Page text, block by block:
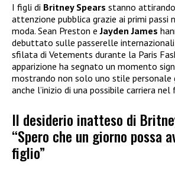
I figli di Britney Spears stanno
attenzione pubblica grazie ai primi passi
moda. Sean Preston eJayden James
debuttato sulle passerelle
sfilata di Vetements durante la Paris
apparizione ha segnato un momento
mostrando non solo uno stile personale
anche l’inizio di una possibile carriera
Il desiderio inatteso di
“Spero che un giorno possa
figlio”